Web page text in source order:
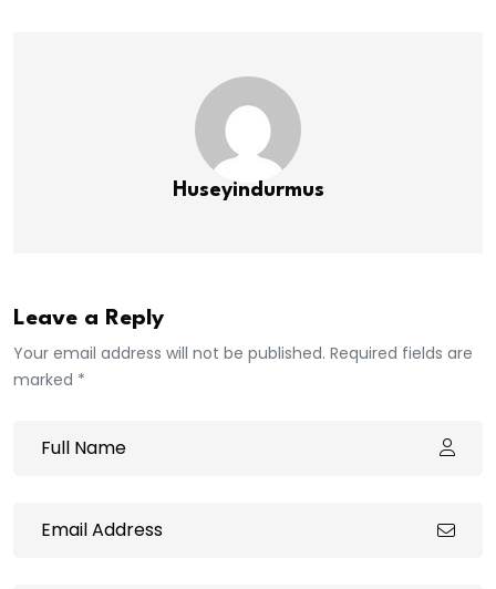
Huseyindurmus
Leave a Reply
Your email address will not be published. Required fields are
marked *